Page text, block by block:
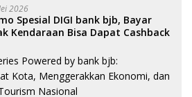
2026
Spesial DIGI bank bjb, Bayar
Kendaraan Bisa Dapat Cashback